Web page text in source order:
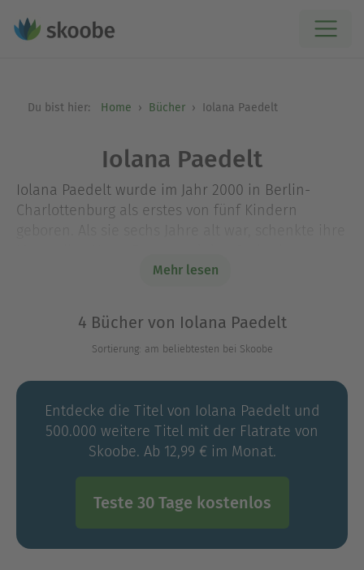
Du bist hier: Home Bücher Iolana Paedelt
Iolana Paedelt
Iolana Paedelt wurde im Jahr 2000 in Berlin-
Charlottenburg als erstes von fünf Kindern
Weisen“ und weckte so nicht nur ihre Lust am
Kindheit schreibt sie Horror- und
Abenteuergeschichten, u.a. für Freunde und ihre
jüngeren Geschwister. Mit 16 entschied sie sich
einzureichen. Seither erscheinen ihre
Kurzgeschichten in verschiedenen Anthologien.
Mehr lesen
4 Bücher von Iolana Paedelt
Sortierung: am beliebtesten bei Skoobe
Entdecke die Titel von Iolana Paedelt und
500.000 weitere Titel mit der Flatrate von
Skoobe. Ab 12,99 € im Monat.
Teste 30 Tage kostenlos